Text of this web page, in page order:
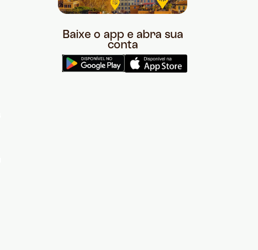
Baixe o app e abra sua
conta